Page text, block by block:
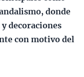
donde
decoraciones
con motivo del